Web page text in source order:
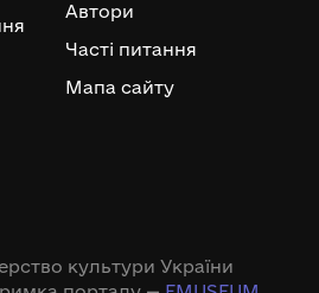
Автори
Часті питання
Мапа сайту
культури України